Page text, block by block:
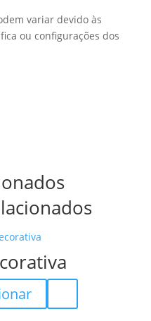
variar devido às
ou configurações dos